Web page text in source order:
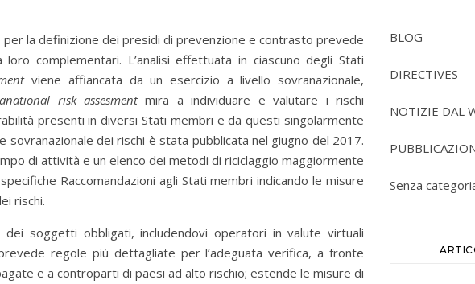
per la definizione dei presidi di prevenzione e contrasto prevede
complementari. L’analisi effettuata in ciascuno degli Stati
viene affiancata da un esercizio a livello sovranazionale,
risk assesmentmira a individuare e valutare i rischi
presenti in diversi Stati membri e da questi singolarmente
sovranazionale dei rischi è stata pubblicata nel giugno del 2017.
di attività e un elenco dei metodi di riciclaggio maggiormente
Raccomandazioni agli Stati membri indicando le misure
rischi.
dei soggetti obbligati, includendovi operatori in valute virtuali
regole più dettagliate per l’adeguata verifica, a fronte
e a controparti di paesi ad alto rischio; estende le misure di
BLOG
DIRECTIVES
NOTIZIE DAL
Senza